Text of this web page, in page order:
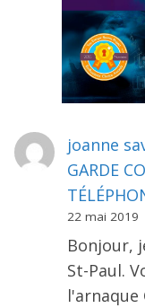
joanne
GARDE
22 mai 2019
Bonjour,
St-Paul.